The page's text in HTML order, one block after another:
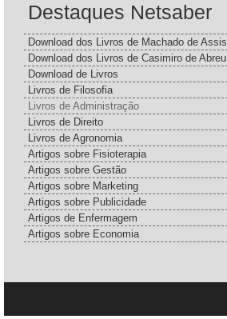
Destaques Netsaber
Download dos Livros de Machado de Assis
Download dos Livros de Casimiro de Abreu
Download de Livros
Livros de Filosofia
Livros de Administração
Livros de Direito
Livros de Agronomia
Artigos sobre Fisioterapia
Artigos sobre Gestão
Artigos sobre Marketing
Artigos sobre Publicidade
Artigos de Enfermagem
Artigos sobre Economia